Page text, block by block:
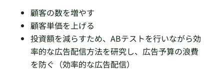
顧客の数を増やす
顧客単価を上げる
投資額を減らすため、ABテストを行いながら効
率的な広告配信方法を研究し、広告予算の浪費
を防ぐ（効率的な広告配信）